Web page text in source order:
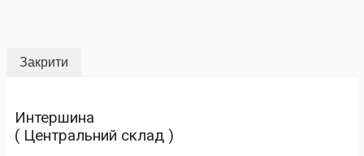
Закрити
Интершина
( Центральний склад )